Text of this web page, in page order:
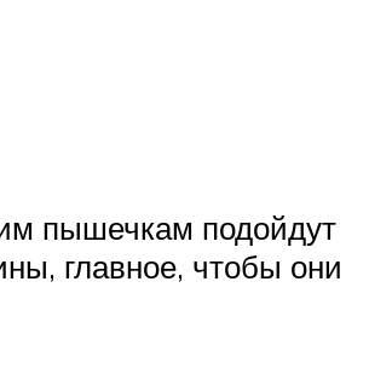
пышечкам подойдут
главное, чтобы они